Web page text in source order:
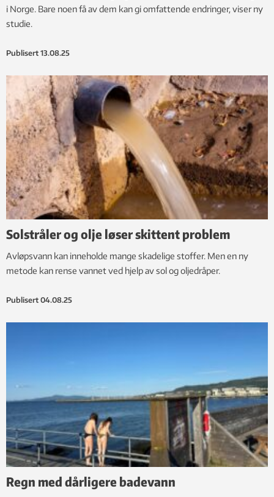
i Norge. Bare noen få av dem kan gi omfattende endringer, viser ny
studie.
Publisert 13.08.25
Solstråler og olje løser skittent problem
Avløpsvann kan inneholde mange skadelige stoffer. Men en ny
metode kan rense vannet ved hjelp av sol og oljedråper.
Publisert 04.08.25
Regn med dårligere badevann